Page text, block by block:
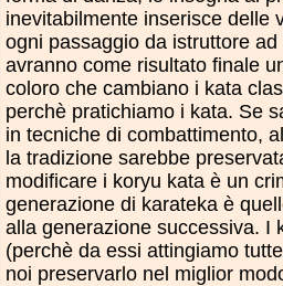
inevitabilmente inserisce delle
ogni passaggio da istruttore
avranno come risultato finale
coloro che cambiano i kata
perchè pratichiamo i kata. Se
in tecniche di combattimento,
la tradizione sarebbe
modificare i koryu kata è un
generazione di karateka è
alla generazione successiva. I
(perchè da essi attingiamo
noi preservarlo nel miglior